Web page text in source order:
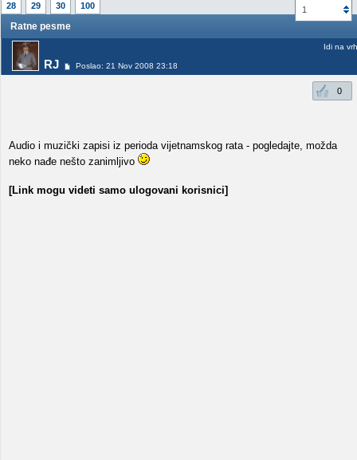
28
29 30 100 1
Ratne pesme
RJ Poslao: 21 Nov 2008 23:18
Idi na vrh
0
Audio i muzički zapisi iz perioda vijetnamskog rata - pogledajte, možda
neko nađe nešto zanimljivo
[Link mogu videti samo ulogovani korisnici]